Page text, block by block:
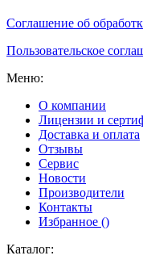
Соглашение об
Пользовательское
Меню:
О компании
Лицензии и
Доставка и оплата
Отзывы
Сервис
Новости
Производители
Контакты
Избранное ()
Каталог: